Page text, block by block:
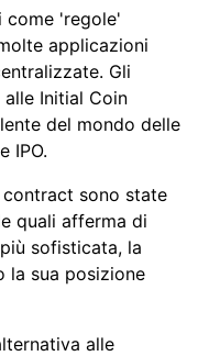
come 'regole'
applicazioni
Gli
Initial Coin
del mondo delle
IPO.
sono state
quali afferma di
sofisticata, la
la sua posizione
alle